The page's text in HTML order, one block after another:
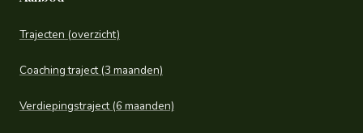
Trajecten (overzicht)
Coaching traject (3 maanden)
Verdiepingstraject (6 maanden)